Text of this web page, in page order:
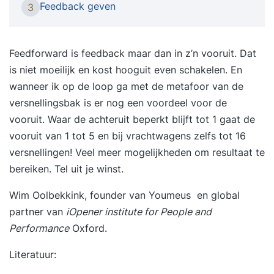
geven en ontvangen. Maar ook hoe je deze
organisatie zodat er een positieve cultuur
ontstaat. Daarnaast kunnen we andere
onderwerpen meenemen in deze training zoals
het omgaan met conflicten wanneer deze
onverhoopt toch plaatsvinden. Deze training is
afgestemd op jouw behoeften en wordt
individueel gegeven. We bekijken jouw situatie en
niveau en passen ons programma op jou aan. Jij
nodig dan een ander. Vraagstukken die we in de
training beantwoorden zijn bijvoorbeeld: Hoe
vertel ik datgene wat ik wil op een duidelijke
zorg ik voor een gevoel van controle en rust bij
3 Feedback geven
Feedforward is feedback maar dan in z’n vooruit. Dat
is niet moeilijk en kost hooguit even schakelen. En
wanneer ik op de loop ga met de metafoor van de
versnellingsbak is er nog een voordeel voor de
vooruit. Waar de achteruit beperkt blijft tot 1 gaat de
vooruit van 1 tot 5 en bij vrachtwagens zelfs tot 16
versnellingen! Veel meer mogelijkheden om resultaat te
bereiken. Tel uit je winst.
Wim Oolbekkink, founder van Youmeus en global
partner van iOpener institute for People and
PerformanceOxford.
Literatuur: